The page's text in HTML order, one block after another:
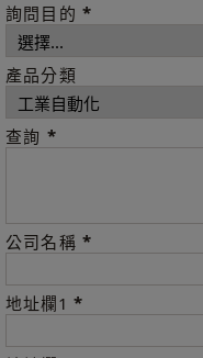
詢問目的 *
產品分類
查詢 *
公司名稱 *
地址欄1 *